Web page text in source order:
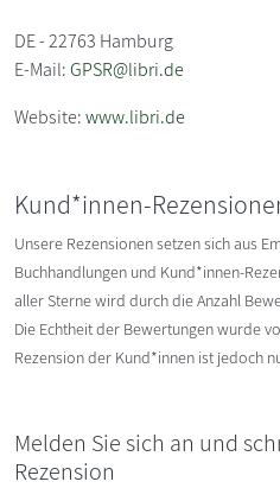
DE - 22763 Hamburg
E-Mail:GPSR@libri.de
Website:www.libri.de
Kund*innen-
Unsere Rezensionen setzen sich aus
Buchhandlungen und Kund*innen-
aller Sterne wird durch die Anzahl
Die Echtheit der Bewertungen wurde
Rezension der Kund*innen ist jedoch
Melden Sie sich an und
Rezension